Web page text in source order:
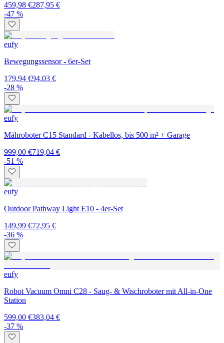
459,98 €287,95 €
-47 %
eufy
Bewegungssensor - 6er-Set
179,94 €94,03 €
-28 %
eufy
Mähroboter C15 Standard - Kabellos, bis 500 m² + Garage
999,00 €719,04 €
-51 %
eufy
Outdoor Pathway Light E10 - 4er-Set
149,99 €72,95 €
-36 %
eufy
Robot Vacuum Omni C28 - Saug- & Wischroboter mit All-in-One
Station
599,00 €383,04 €
-37 %